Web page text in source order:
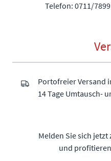
Telefon: 0711/
Portofreier Versand
14 Tage Umtausch-
Melden Sie sich
und